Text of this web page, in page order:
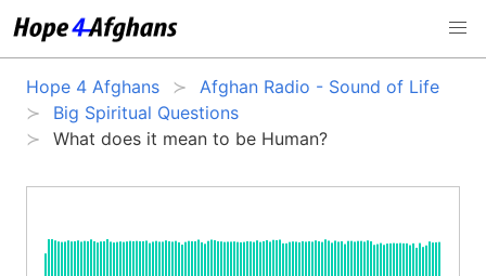
Hope 4 Afghans
Afghan Radio - Sound of Life
Big Spiritual Questions
What does it mean to be Human?